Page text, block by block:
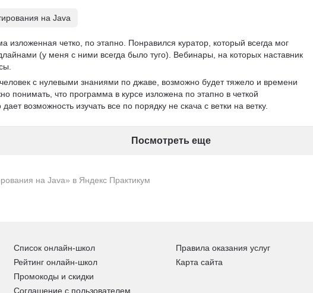
на Java» в Яндекс Практикум
на Java
изложенная четко, по этапно. Понравился куратор, который всегда мог
(у меня с ними всегда было туго). Вебинары, на которых наставник
с нулевыми знаниями по джаве, возможно будет тяжело и времени
понимать, что программа в курсе изложена по этапно в четкой
возможность изучать все по порядку не скача с ветки на ветку.
Посмотреть еще
Список онлайн-школ
Рейтинг онлайн-школ
Промокоды и скидки
Соглашение с пользователем
Правила оказания услуг
Карта сайта